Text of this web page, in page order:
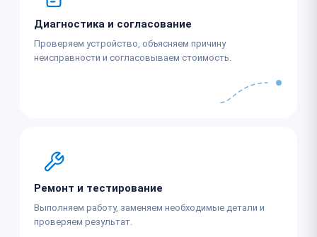
Диагностика и согласование
Проверяем устройство, объясняем причину
неисправности и согласовываем стоимость.
Ремонт и тестирование
Выполняем работу, заменяем необходимые детали и
проверяем результат.